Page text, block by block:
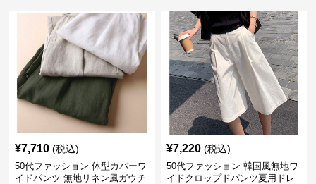
¥7,710 (税込)
50代ファッション 体型カバーワ
イドパンツ 無地リネン風ガウチ
¥7,220 (税込)
50代ファッション 韓国風無地ワ
イドクロップドパンツ夏用ドレ